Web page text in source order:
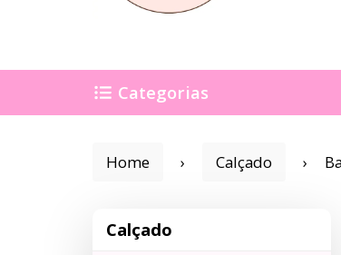
Categorias
Home Calçado
Calçado